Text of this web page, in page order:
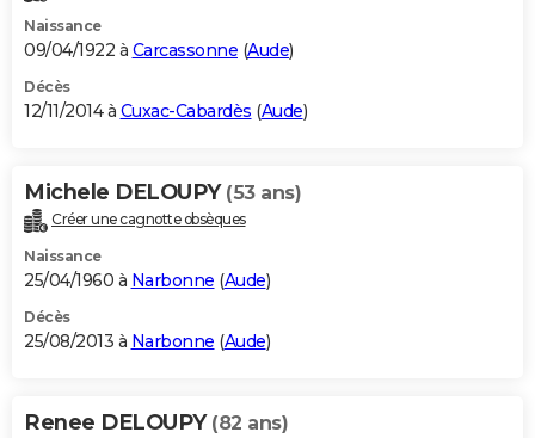
Naissance
09/04/1922 à Carcassonne (Aude)
Décès
12/11/2014 à Cuxac-Cabardès (Aude)
Michele DELOUPY (53 ans)
Créer une cagnotte obsèques
Naissance
25/04/1960 à Narbonne (Aude)
Décès
25/08/2013 à Narbonne (Aude)
Renee DELOUPY (82 ans)